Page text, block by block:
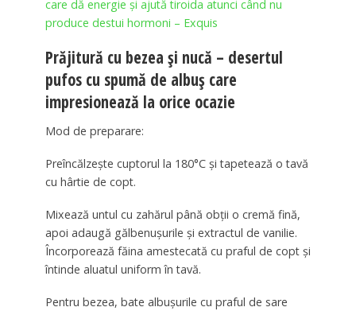
care dă energie și ajută tiroida atunci când nu
produce destui hormoni – Exquis
Prăjitură cu bezea și nucă – desertul
pufos cu spumă de albuș care
impresionează la orice ocazie
Mod de preparare:
Preîncălzește cuptorul la 180°C și tapetează o tavă
cu hârtie de copt.
Mixează untul cu zahărul până obții o cremă fină,
apoi adaugă gălbenușurile și extractul de vanilie.
Încorporează făina amestecată cu praful de copt și
întinde aluatul uniform în tavă.
Pentru bezea, bate albușurile cu praful de sare